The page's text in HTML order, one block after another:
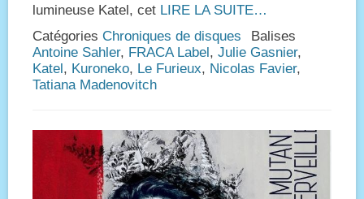
lumineuse Katel, cet LIRE LA SUITE…
Catégories Chroniques de disques
Balises
Antoine Sahler, FRACA Label , Julie Gasnier,
Katel , Kuroneko, Le Furieux, Nicolas Favier,
Tatiana Madenovitch